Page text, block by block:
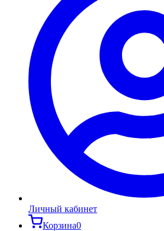
Личный кабинет
Корзина0